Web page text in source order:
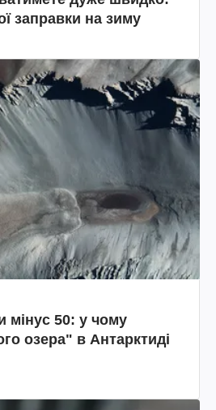
заправки на зиму
мінус 50: у чому
озера" в Антарктиді